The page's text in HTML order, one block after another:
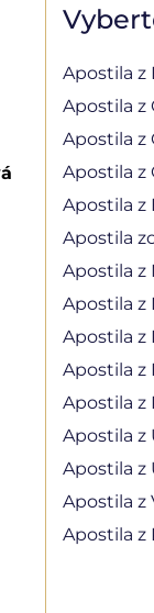
Apostila z
Apostila z
Apostila z
Apostila z
Apostila z
Apostila
Apostila z
Apostila z
Apostila z
Apostila z
Apostila z
Apostila z
Apostila z
Apostila z
Apostila z